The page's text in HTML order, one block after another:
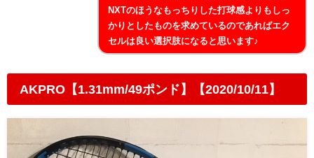
NXTのほうなもっちりした打球感よりもしっ
かりとしたものを求めているのであればエク
セルは良い選択肢になると思います♪
AKPRO【1.31mm/49ポンド】【2020/10/11】